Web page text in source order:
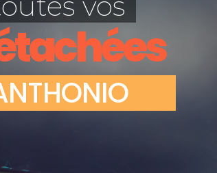
Feu arrière
NTHONIO